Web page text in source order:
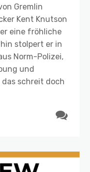
Gremlin
Kent Knutson
eine fröhliche
stolpert er in
Norm-Polizei,
und
das schreit doch